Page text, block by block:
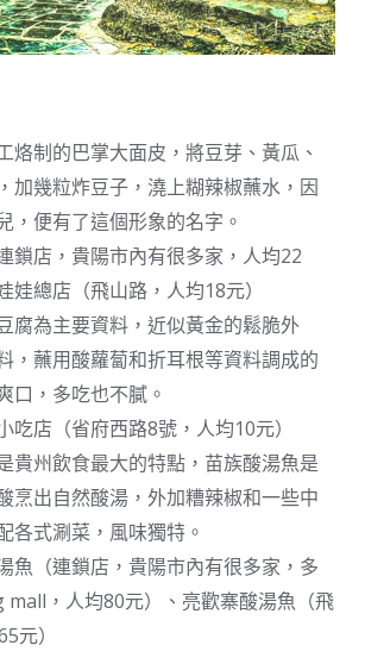
烙制的巴掌大面皮，將豆芽、黃瓜、
加幾粒炸豆子，澆上糊辣椒蘸水，因
，便有了這個形象的名字。
鎖店，貴陽市內有很多家，人均22
娃總店（飛山路，人均18元）
腐為主要資料，近似黃金的鬆脆外
，蘸用酸蘿蔔和折耳根等資料調成的
口，多吃也不膩。
吃店（省府西路8號，人均10元）
貴州飲食最大的特點，苗族酸湯魚是
烹出自然酸湯，外加糟辣椒和一些中
各式涮菜，風味獨特。
魚（連鎖店，貴陽市內有很多家，多
，人均80元）、亮歡寨酸湯魚（飛
元）